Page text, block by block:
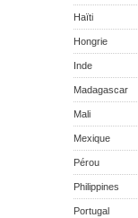
Haïti
Hongrie
Inde
Madagascar
Mali
Mexique
Pérou
Philippines
Portugal